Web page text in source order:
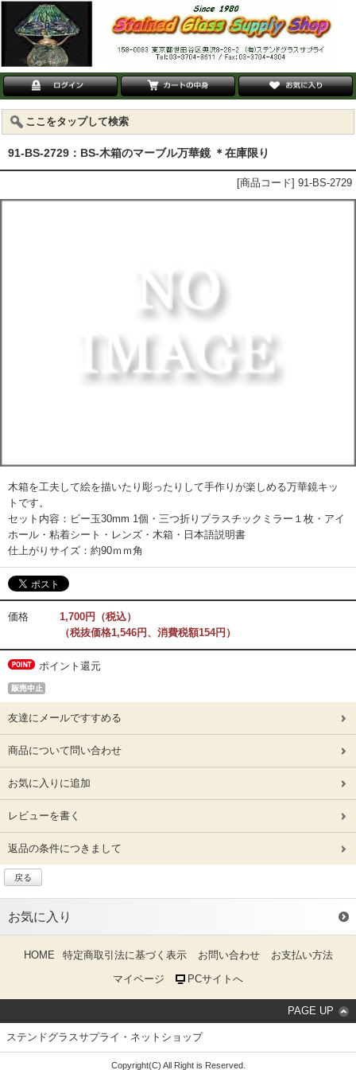
ここをタップして検索
91-BS-2729：BS-木箱のマーブル万華鏡 ＊在庫限り
[商品コード] 91-BS-2729
木箱を工夫して絵を描いたり彫ったりして手作りが楽しめる万華鏡キッ
トです。
セット内容：ビー玉30mm 1個・三つ折りプラスチックミラー１枚・アイ
ホール・粘着シート・レンズ・木箱・日本語説明書
仕上がりサイズ：約90ｍｍ角
価格
1,700円（税込）
（税抜価格1,546円、消費税額154円）
ポイント還元
友達にメールですすめる
商品について問い合わせ
お気に入りに追加
レビューを書く
返品の条件につきまして
戻る
お気に入り
HOME 特定商取引法に基づく表示 お問い合わせ
お支払い方法
マイページ
PCサイトへ
PAGE UP
ステンドグラスサプライ・ネットショップ
Copyright(C) All Right is Reserved.